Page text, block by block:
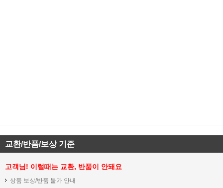
교환/반품/보상 기준
고객님! 이럴때는 교환, 반품이 안돼요
상품 보상/반품 불가 안내